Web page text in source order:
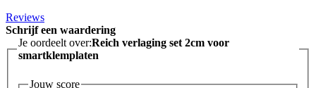
Reviews
Schrijf een waardering
Je oordeelt over:Reich verlaging set 2cm voor
smartklemplaten
Jouw score